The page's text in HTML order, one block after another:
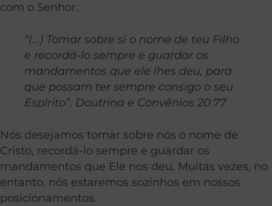
com o Senhor.
“(…) Tomar sobre si o nome de teu Filho
e recordá-lo sempre e guardar os
mandamentos que ele lhes deu, para
que possam ter sempre consigo o seu
Espírito”. Doutrina e Convênios 20:77
Nós desejamos tomar sobre nós o nome de
Cristo, recordá-lo sempre e guardar os
mandamentos que Ele nos deu. Muitas vezes, no
entanto, nós estaremos sozinhos em nossos
posicionamentos.